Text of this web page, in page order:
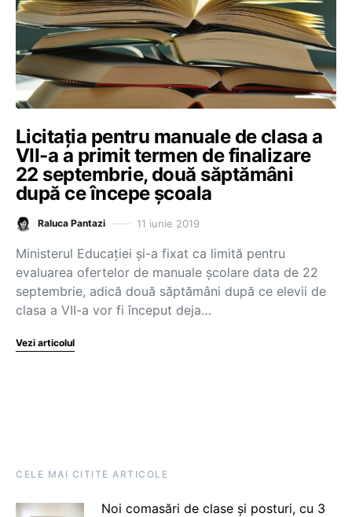
Licitația pentru manuale de clasa a
VII-a a primit termen de finalizare
22 septembrie, două săptămâni
după ce începe școala
Raluca Pantazi 11 iunie 2019
Ministerul Educației și-a fixat ca limită pentru
evaluarea ofertelor de manuale școlare data de 22
septembrie, adică două săptămâni după ce elevii de
clasa a VII-a vor fi început deja…
Vezi articolul
CELE MAI CITITE ARTICOLE
Noi comasări de clase și posturi, cu 3